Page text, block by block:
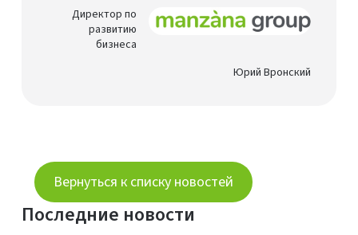
Директор по
развитию
бизнеса
Юрий Вронский
Вернуться к списку новостей
Последние новости